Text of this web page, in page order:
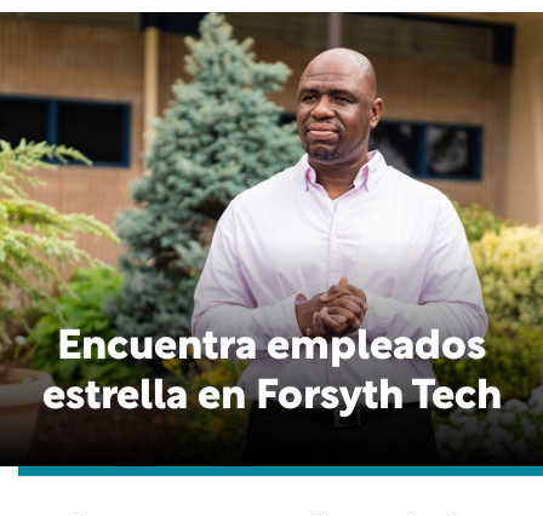
Encuentra empleados
estrella en Forsyth Tech